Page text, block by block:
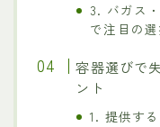
3. バガス
で注目の
容器選びで
ント
1. 提供す